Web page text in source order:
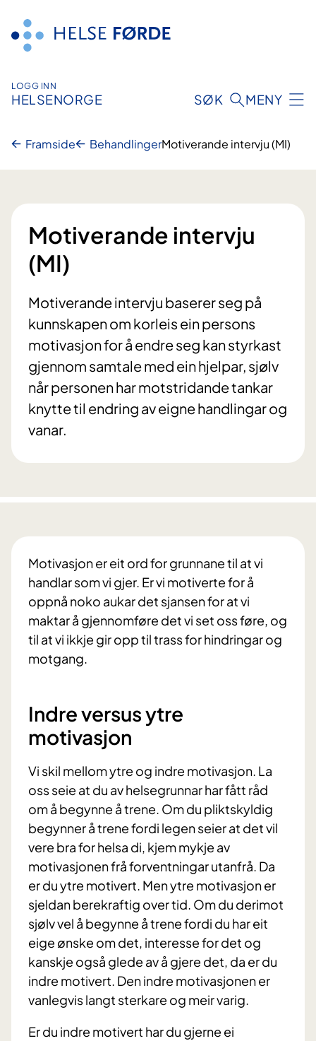
innhald
LOGG INN
HELSENORGE SØK MENY
Framside BehandlingerMotiverande intervju (MI)
Motiverande intervju
(MI)
Motiverande intervju baserer seg på
kunnskapen om korleis ein persons
motivasjon for å endre seg kan styrkast
gjennom samtale med ein hjelpar, sjølv
når personen har motstridande tankar
knytte til endring av eigne handlingar og
vanar.
Motivasjon er eit ord for grunnane til at vi
handlar som vi gjer. Er vi motiverte for å
oppnå noko aukar det sjansen for at vi
maktar å gjennomføre det vi set oss føre, og
til at vi ikkje gir opp til trass for hindringar og
motgang.
Indre versus ytre
motivasjon
Vi skil mellom ytre og indre motivasjon. La
oss seie at du av helsegrunnar har fått råd
om å begynne å trene. Om du pliktskyldig
begynner å trene fordi legen seier at det vil
vere bra for helsa di, kjem mykje av
motivasjonen frå forventningar utanfrå. Da
er du ytre motivert. Men ytre motivasjon er
sjeldan berekraftig over tid. Om du derimot
sjølv vel å begynne å trene fordi du har eit
eige ønske om det, interesse for det og
kanskje også glede av å gjere det, da er du
indre motivert. Den indre motivasjonen er
vanlegvis langt sterkare og meir varig.
Er du indre motivert har du gjerne ei